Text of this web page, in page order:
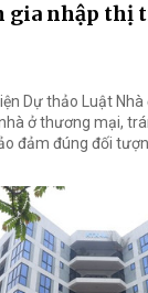
gia nhập thị
Dự thảo Luật
ở thương mại,
đảm đúng đối